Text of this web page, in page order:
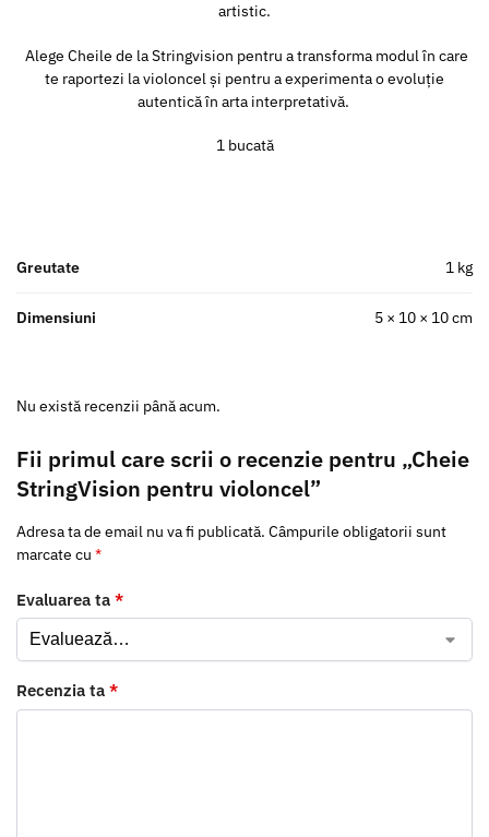
artistic.
Alege Cheile de la Stringvision pentru a transforma modul în care
te raportezi la violoncel și pentru a experimenta o evoluție
autentică în arta interpretativă.
1 bucată
Greutate 1 kg
Dimensiuni 5 × 10 × 10 cm
Nu există recenzii până acum.
Fii primul care scrii o recenzie pentru „Cheie
StringVision pentru violoncel”
Adresa ta de email nu va fi publicată. Câmpurile obligatorii sunt
marcate cu *
Evaluarea ta *
Recenzia ta *